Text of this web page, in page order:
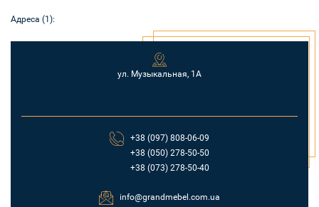
Адреса (1):
ул. Музыкальная, 1А
+38 (097) 808-06-09
+38 (050) 278-50-50
+38 (073) 278-50-40
info@grandmebel.com.ua